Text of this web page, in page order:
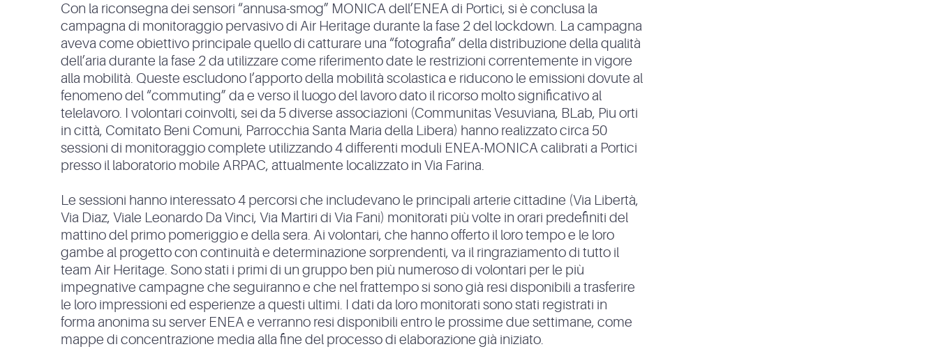
Con la riconsegna dei sensori “annusa-smog” MONICA dell’ENEA di Portici, si è conclusa la
campagna di monitoraggio pervasivo di Air Heritage durante la fase 2 del lockdown. La campagna
aveva come obiettivo principale quello di catturare una “fotografia” della distribuzione della qualità
dell’aria durante la fase 2 da utilizzare come riferimento date le restrizioni correntemente in vigore
alla mobilità. Queste escludono l’apporto della mobilità scolastica e riducono le emissioni dovute al
fenomeno del “commuting” da e verso il luogo del lavoro dato il ricorso molto significativo al
telelavoro. I volontari coinvolti, sei da 5 diverse associazioni (Communitas Vesuviana, BLab, Piu orti
in città, Comitato Beni Comuni, Parrocchia Santa Maria della Libera) hanno realizzato circa 50
sessioni di monitoraggio complete utilizzando 4 differenti moduli ENEA-MONICA calibrati a Portici
presso il laboratorio mobile ARPAC, attualmente localizzato in Via Farina.
Le sessioni hanno interessato 4 percorsi che includevano le principali arterie cittadine (Via Libertà,
Via Diaz, Viale Leonardo Da Vinci, Via Martiri di Via Fani) monitorati più volte in orari predefiniti del
mattino del primo pomeriggio e della sera. Ai volontari, che hanno offerto il loro tempo e le loro
gambe al progetto con continuità e determinazione sorprendenti, va il ringraziamento di tutto il
team Air Heritage. Sono stati i primi di un gruppo ben più numeroso di volontari per le più
impegnative campagne che seguiranno e che nel frattempo si sono già resi disponibili a trasferire
le loro impressioni ed esperienze a questi ultimi. I dati da loro monitorati sono stati registrati in
forma anonima su server ENEA e verranno resi disponibili entro le prossime due settimane, come
mappe di concentrazione media alla fine del processo di elaborazione già iniziato.